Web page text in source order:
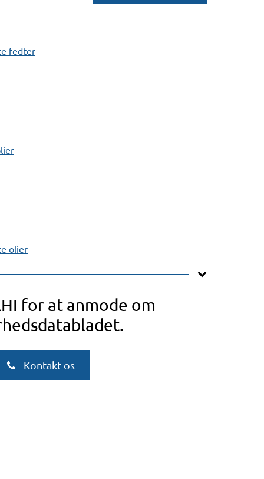
fedter
olier
for at anmode om
Kontakt os